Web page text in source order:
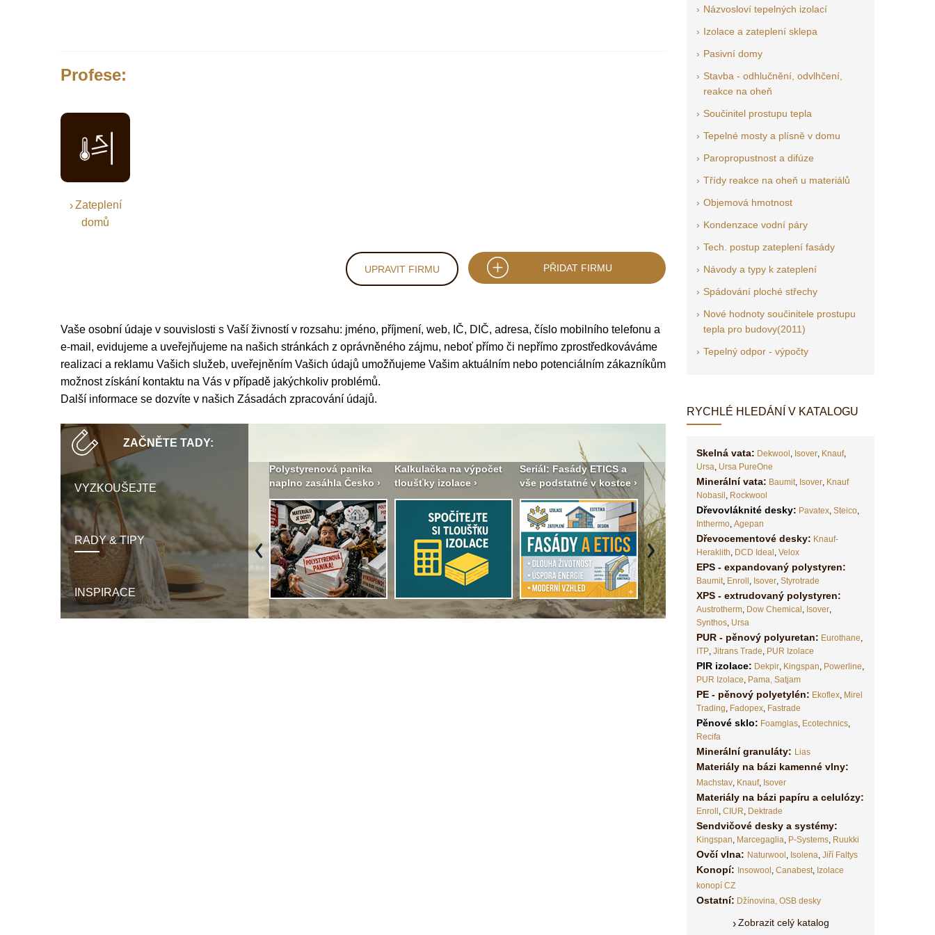
Profese:
Zateplení
domů
UPRAVIT FIRMU PŘIDAT FIRMU
Vaše osobní údaje v souvislosti s Vaší živností v rozsahu: jméno, příjmení, web, IČ, DIČ, adresa, číslo mobilního telefonu a
e-mail, evidujeme a uveřejňujeme na našich stránkách z oprávněného zájmu, neboť přímo či nepřímo zprostředkováváme
realizaci a reklamu Vašich služeb, uveřejněním Vašich údajů umožňujeme Vašim aktuálním nebo potenciálním zákazníkům
možnost získání kontaktu na Vás v případě jakýchkoliv problémů.
Další informace se dozvíte v našich Zásadách zpracování údajů.
ZAČNĚTE TADY:
VYZKOUŠEJTE
RADY & TIPY
INSPIRACE
Není polystyren? My ho
seženeme! ›
podkroví a vše o něm ›
Polystyrenová panika
naplno zasáhla Česko ›
Kalkulačka na výpočet
tloušťky izolace ›
Seriál: Fasády ETICS a
vše podstatné v kostce ›
Vyberte si izolaci a pak ji
tady klidně poptejte ›
Vytvořte si vizualizaci
fasády ›
Previous Next
Názvosloví tepelných izolací
Izolace a zateplení sklepa
Pasivní domy
Stavba - odhlučnění, odvlhčení,
reakce na oheň
Součinitel prostupu tepla
Tepelné mosty a plísně v domu
Paropropustnost a difúze
Třídy reakce na oheň u materiálů
Objemová hmotnost
Kondenzace vodní páry
Tech. postup zateplení fasády
Návody a typy k zateplení
Spádování ploché střechy
Nové hodnoty součinitele prostupu
tepla pro budovy(2011)
Tepelný odpor - výpočty
RYCHLÉ HLEDÁNÍ V KATALOGU
Skelná vata: Dekwool , Isover, Knauf,
Ursa, Ursa PureOne
Minerální vata: Baumit, Isover, Knauf
Nobasil , Rockwool
Dřevovláknité desky: Pavatex, Steico,
Inthermo, Agepan
Dřevocementové desky: Knauf-
Heraklith, DCD Ideal , Velox
EPS - expandovaný polystyren:
Baumit, Enroll , Isover, Styrotrade
XPS - extrudovaný polystyren:
Austrotherm, Dow Chemical , Isover,
Synthos, Ursa
PUR - pěnový polyuretan: Eurothane,
ITP, Jitrans Trade, PUR Izolace
PIR izolace: Dekpir, Kingspan, Powerline,
PUR Izolace, Pama, Satjam
PE - pěnový polyetylén: Ekoflex, Mirel
Trading, Fadopex, Fastrade
Pěnové sklo: Foamglas, Ecotechnics,
Recifa
Minerální granuláty: Lias
Materiály na bázi kamenné vlny:
Machstav, Knauf, Isover
Materiály na bázi papíru a celulózy:
Enroll , CIUR, Dektrade
Sendvičové desky a systémy:
Kingspan, Marcegaglia, P-Systems, Ruukki
Ovčí vlna: Naturwool , Isolena, Jiří Faltys
Konopí: Insowool , Canabest, Izolace
konopí CZ
Ostatní: Džínovina, OSB desky
Zobrazit celý katalog